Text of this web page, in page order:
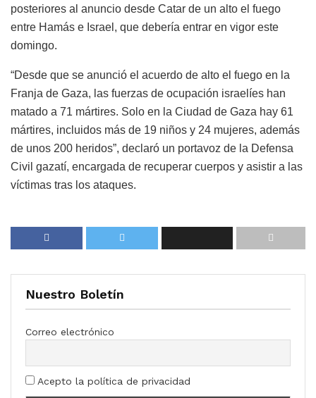
posteriores al anuncio desde Catar de un alto el fuego
entre Hamás e Israel, que debería entrar en vigor este
domingo.
“Desde que se anunció el acuerdo de alto el fuego en la
Franja de Gaza, las fuerzas de ocupación israelíes han
matado a 71 mártires. Solo en la Ciudad de Gaza hay 61
mártires, incluidos más de 19 niños y 24 mujeres, además
de unos 200 heridos”, declaró un portavoz de la Defensa
Civil gazatí, encargada de recuperar cuerpos y asistir a las
víctimas tras los ataques.
Nuestro Boletín
Correo electrónico
Acepto la política de privacidad